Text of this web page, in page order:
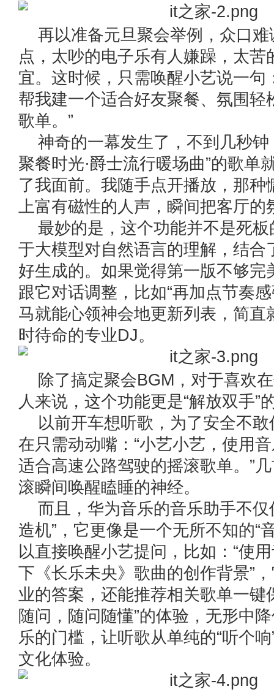
再以准备元旦聚会举例，众口
点，太吵的电子乐有人嫌躁，太苦
宜。这时候，只需唤醒小艺说一句
帮我建一个适合好友聚餐、氛围轻
歌单。”
神奇的一幕发生了，不到几秒钟
聚餐时光·爵士流行暖场曲”的歌单
了我面前。我随手点开播放，那种
上富有磁性的人声，瞬间把客厅
最妙的是，这个功能并不是死
于大模型对自然语言的理解，结合
好生成的。如果觉得第一版不够完
跟它对话调整，比如“再加点节奏
马就能心领神会地更新列表，简直
时待命的专业DJ。
除了搞定聚会BGM，对于喜欢
人来说，这个功能更是“解放双手”
以前开车想听歌，为了安全不
在只需动动嘴：“小艺小艺，使用
适合高速公路驾驶的摇滚歌单。”
滚瞬间唤醒瞌睡的神经。
而且，华为音乐的音乐助手不仅
造机”，它更像是一个无所不知的“
以直接唤醒小艺提问，比如：“使
下《长乐未央》歌曲的创作背景”
业的答案，还能推荐相关歌单一键
随问，随问随懂”的体验，无形中
乐的门槛，让听歌从单纯的“听个
文化体验。